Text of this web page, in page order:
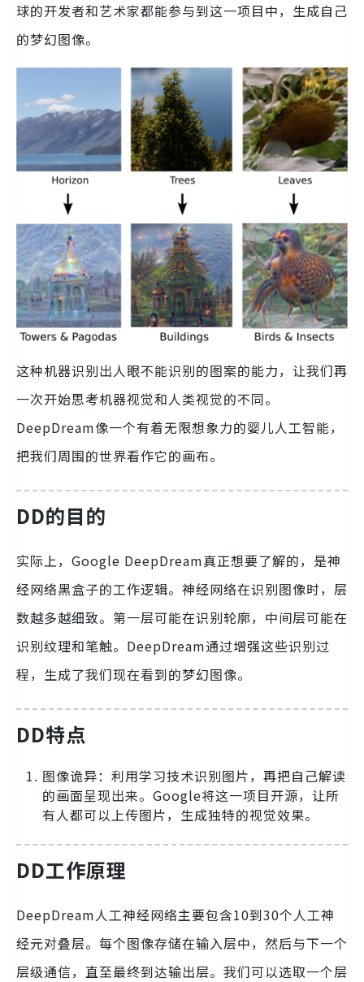
球的开发者和艺术家都能参与到这一项目中，生成自己
的梦幻图像。
这种机器识别出人眼不能识别的图案的能力，让我们再
一次开始思考机器视觉和人类视觉的不同。
DeepDream像一个有着无限想象力的婴儿人工智能，
把我们周围的世界看作它的画布。
DD的目的
实际上，Google DeepDream真正想要了解的，是神
经网络黑盒子的工作逻辑。神经网络在识别图像时，层
数越多越细致。第一层可能在识别轮廓，中间层可能在
识别纹理和笔触。DeepDream通过增强这些识别过
程，生成了我们现在看到的梦幻图像。
DD特点
图像诡异：利用学习技术识别图片，再把自己解读
的画面呈现出来。Google将这一项目开源，让所
有人都可以上传图片，生成独特的视觉效果。
DD工作原理
DeepDream人工神经网络主要包含10到30个人工神
经元对叠层。每个图像存储在输入层中，然后与下一个
层级通信，直至最终到达输出层。我们可以选取一个层